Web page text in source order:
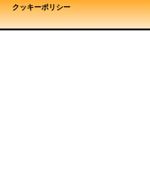
クッキーポリシー